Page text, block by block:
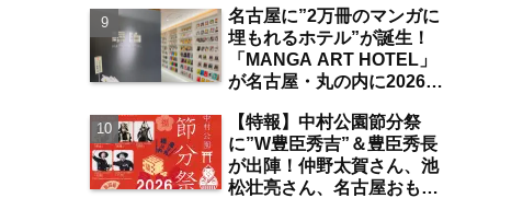
供 食べ放題の夏ブロンコ
ビュッフェにも注目【名古
屋発】
名古屋に”2万冊のマンガに
埋もれるホテル”が誕生！
「MANGA ART HOTEL」
が名古屋・丸の内に2026年
材で分かった新ホテルの注
目ポイントは？【丸の内／
独自取材】
【特報】中村公園節分祭
に”W豊臣秀吉”＆豊臣秀長
が出陣！仲野太賀さん、池
松壮亮さん、名古屋おもて